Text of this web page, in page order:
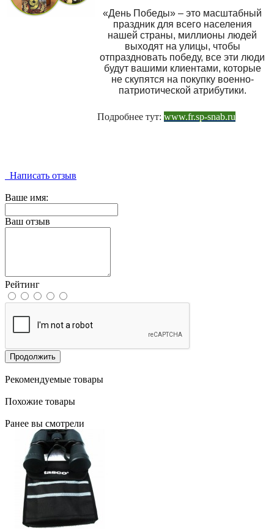
«День Победы» – это масштабный
праздник для всего населения
нашей страны, миллионы людей
выходят на улицы, чтобы
отпраздновать победу, все эти люди
будут вашими клиентами, которые
не скупятся на покупку военно-
патриотической атрибутики.
Подробнее тут: www.fr.sp-snab.ru
Написать отзыв
Ваше имя:
Ваш отзыв
Рейтинг
Продолжить
Рекомендуемые товары
Похожие товары
Ранее вы смотрели